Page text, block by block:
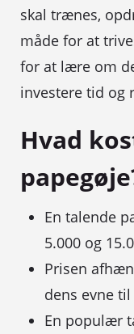
skal trænes,
måde for at
for at lære om
investere tid og
Hvad
En talende
5.000 og
Prisen
dens evne
En populær